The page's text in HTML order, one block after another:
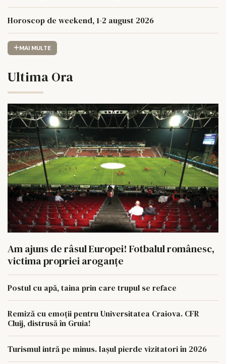
Horoscop de weekend, 1-2 august 2026
MAI MULTE
Ultima Ora
Am ajuns de râsul Europei! Fotbalul românesc,
victima propriei aroganțe
Postul cu apă, taina prin care trupul se reface
Remiză cu emoții pentru Universitatea Craiova. CFR
Cluij, distrusă în Gruia!
Turismul intră pe minus. Iașul pierde vizitatori în 2026